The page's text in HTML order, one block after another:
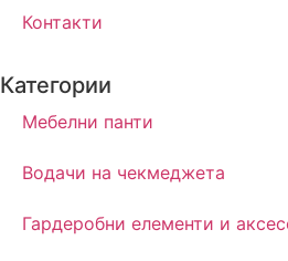
Контакти
Категории
Мебелни панти
Водачи на чекмеджета
Гардеробни елементи и